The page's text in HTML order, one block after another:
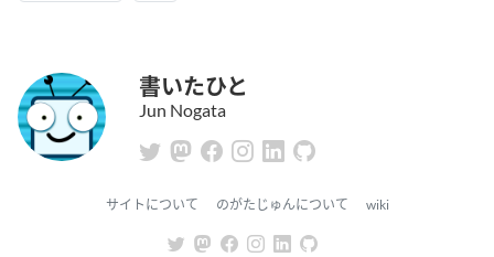
書いたひと
Jun Nogata
サイトについて のがたじゅんについて wiki